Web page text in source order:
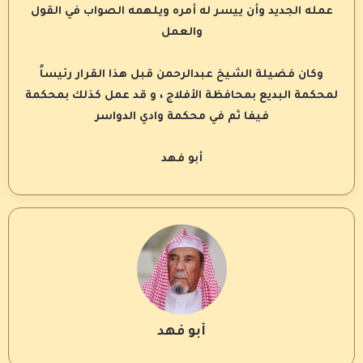
عمله الجديد وأن ييسر له أمره ويلهمه الصواب في القول
والعمل
وكان فضيلة الشيخ عبدالرحمن قبل هذا القرار رئيساً
لمحكمة البديع بمحافظة الأفلاج ، و قد عمل كذلك بمحكمة
فيفا ثم في محكمة وادي الدواسر
أبو فهد
أبو فهد